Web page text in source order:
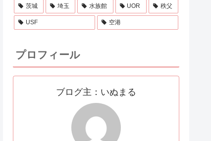
茨城 埼玉 水族館 UOR 秩父
USF 空港
プロフィール
ブログ主：いぬまる